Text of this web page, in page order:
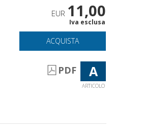
EUR 11,00
Iva esclusa
ACQUISTA
PDF A
ARTICOLO